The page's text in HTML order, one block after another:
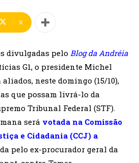
X
divulgadas pelo Blog da Andréia
G1, o presidente Michel
neste domingo (15/10),
que possam livrá-lo da
Tribunal Federal (STF).
será votada na Comissão
e Cidadania (CCJ) a
pelo ex-procurador geral da